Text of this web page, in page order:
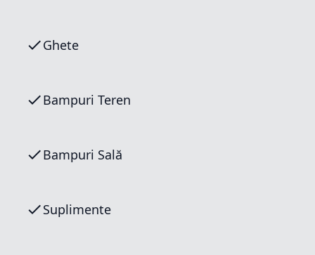
Ghete
Bampuri Teren
Bampuri Sală
Suplimente